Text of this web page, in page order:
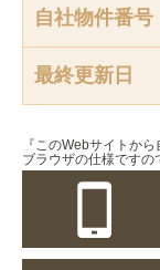
自社物件番号
最終更新日
『このWebサイトか
ブラウザの仕様です